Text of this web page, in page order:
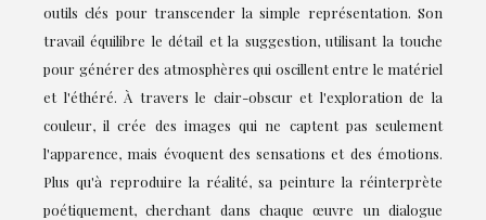
outils clés pour transcender la simple représentation. Son
travail équilibre le détail et la suggestion, utilisant la touche
pour générer des atmosphères qui oscillent entre le matériel
et l'éthéré. À travers le clair-obscur et l'exploration de la
couleur, il crée des images qui ne captent pas seulement
l'apparence, mais évoquent des sensations et des émotions.
Plus qu'à reproduire la réalité, sa peinture la réinterprète
poétiquement, cherchant dans chaque œuvre un dialogue